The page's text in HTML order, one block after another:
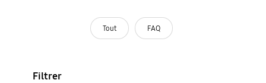
Tout FAQ
Filtrer